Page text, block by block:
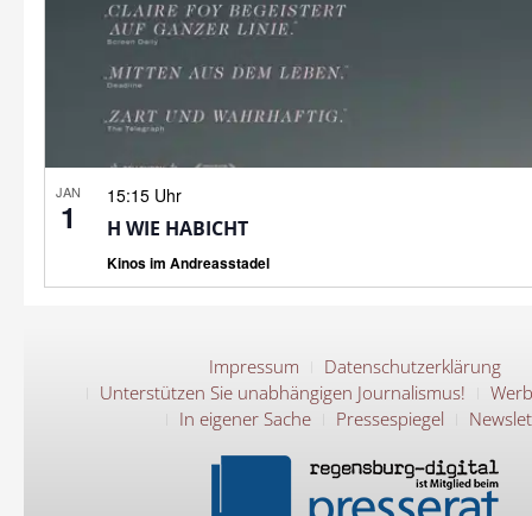
JAN
1
15:15 Uhr
H WIE HABICHT
Kinos im Andreasstadel
Impressum
Datenschutzerklärung
Unterstützen Sie unabhängigen Journalismus!
In eigener Sache
Pressespiegel